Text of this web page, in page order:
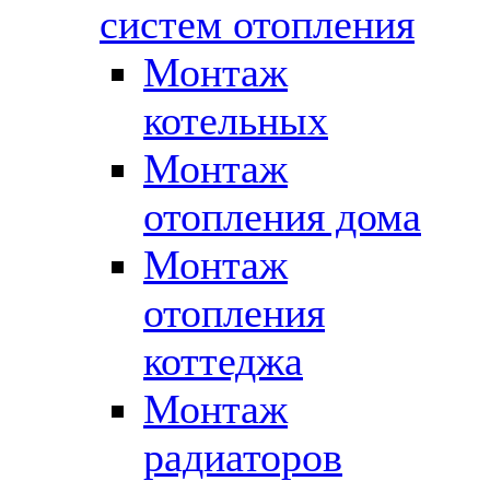
систем отопления
Монтаж
котельных
Монтаж
отопления дома
Монтаж
отопления
коттеджа
Монтаж
радиаторов